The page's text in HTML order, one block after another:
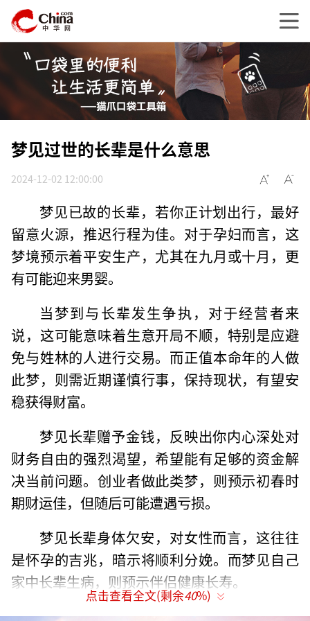
梦见过世的长辈是什么意思
2024-12-02 12:00:00
梦见已故的长辈，若你正计划出行，最好
留意火源，推迟行程为佳。对于孕妇而言，这
梦境预示着平安生产，尤其在九月或十月，更
有可能迎来男婴。
当梦到与长辈发生争执，对于经营者来
说，这可能意味着生意开局不顺，特别是应避
免与姓林的人进行交易。而正值本命年的人做
此梦，则需近期谨慎行事，保持现状，有望安
稳获得财富。
梦见长辈赠予金钱，反映出你内心深处对
财务自由的强烈渴望，希望能有足够的资金解
决当前问题。创业者做此类梦，则预示初春时
期财运佳，但随后可能遭遇亏损。
梦见长辈身体欠安，对女性而言，这往往
是怀孕的吉兆，暗示将顺利分娩。而梦见自己
家中长辈生病，则预示伴侣健康长寿。
梦见与长辈发生肢体冲突，这并不全是负
点击查看全文(剩余40%)